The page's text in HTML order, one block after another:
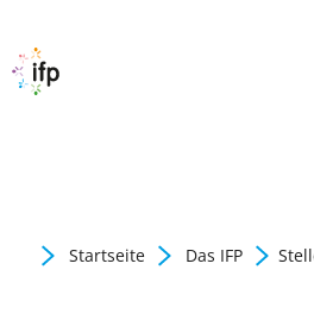
Startseite Das IFP